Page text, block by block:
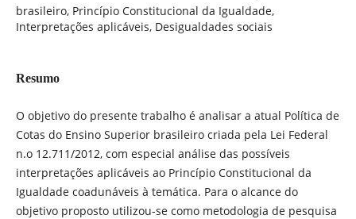
brasileiro, Princípio Constitucional da Igualdade,
Interpretações aplicáveis, Desigualdades sociais
Resumo
O objetivo do presente trabalho é analisar a atual Política de
Cotas do Ensino Superior brasileiro criada pela Lei Federal
n.o 12.711/2012, com especial análise das possíveis
interpretações aplicáveis ao Princípio Constitucional da
Igualdade coadunáveis à temática. Para o alcance do
objetivo proposto utilizou-se como metodologia de pesquisa